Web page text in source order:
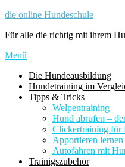
Zum
springen
die online Hundeschule
Für alle die richtig mit ihrem
Menü
Die Hundeausbildung
Hundetraining im
Tipps & Tricks
Welpentraining
Hund abrufen –
Clickertraining für
Apportieren lernen
Autofahren mit
Trainigszubehör